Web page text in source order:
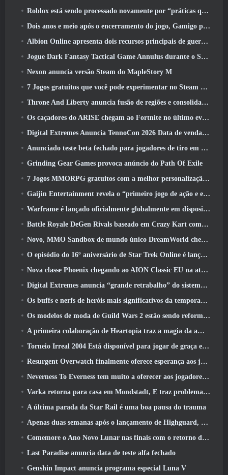
Roblox está sendo processado novamente por “práticas que colocam em perigo e exploram crianças”
Dois anos e meio após o encerramento do jogo, Gamigo provoca o retorno do MMO medieval Glory Victis
Albion Online apresenta dois recursos principais de guerra de facções na atualização Realm Divided Part II
Jogue Dark Fantasy Tactical Game Annulus durante o Steam Next Fest
Nexon anuncia versão Steam do MapleStory M
7 Jogos gratuitos que você pode experimentar no Steam Next Fest
Throne And Liberty anuncia fusão de regiões e consolidação de servidores
Os caçadores do ARISE chegam ao Fortnite no último evento de colaboração
Digital Extremes Anuncia TennoCon 2026 Data de venda de ingressos
Anunciado teste beta fechado para jogadores de tiro em terceira pessoa
Grinding Gear Games provoca anúncio do Path Of Exile
7 Jogos MMORPG gratuitos com a melhor personalização de personagens
Gaijin Entertainment revela o “primeiro jogo de ação e extração espacial” Star Wrath
Warframe é lançado oficialmente globalmente em dispositivos Android
Battle Royale DeGen Rivals baseado em Crazy Kart combina todas as coisas que você provavelmente não sabia que queria combinadas
Novo, MMO Sandbox de mundo único DreamWorld chegando ao Steam com acesso antecipado
O episódio do 16º aniversário de Star Trek Online é lançado como parte da atualização de “corrupção”
Nova classe Phoenix chegando ao AION Classic EU na atualização ‘Ignite’
Digital Extremes anuncia “grande retrabalho” do sistema de progressão de jogadores do Soulframe
Os buffs e nerfs de heróis mais significativos da temporada 6.5
Os modelos de moda de Guild Wars 2 estão sendo reformulados com base no feedback dos jogadores
A primeira colaboração de Heartopia traz a magia da amizade de My Little Pony
Torneio Irreal 2004 Está disponível para jogar de graça e a Epic não processará ninguém por isso
Resurgent Overwatch finalmente oferece esperança aos jogadores
Neverness To Everness tem muito a oferecer aos jogadores, Particularmente divertido
Varka retorna para casa em Mondstadt, E traz problemas com ele na atualização Luna V do Genshin Impact
A última parada da Star Rail é uma boa pausa do trauma
Apenas duas semanas após o lançamento de Highguard, Wildlight Entertainment anuncia demissões
Comemore o Ano Novo Lunar nas finais com o retorno do ‘Modo Bank It’
Last Paradise anuncia data de teste alfa fechado
Genshin Impact anuncia programa especial Luna V